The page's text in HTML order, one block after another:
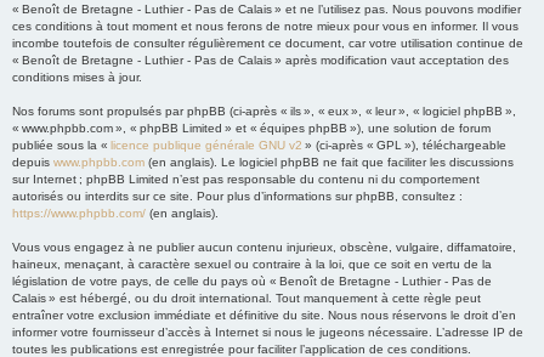
« Benoît de Bretagne - Luthier - Pas de Calais » et ne l’utilisez pas. Nous pouvons modifier
ces conditions à tout moment et nous ferons de notre mieux pour vous en informer. Il vous
incombe toutefois de consulter régulièrement ce document, car votre utilisation continue de
« Benoît de Bretagne - Luthier - Pas de Calais » après modification vaut acceptation des
conditions mises à jour.
Nos forums sont propulsés par phpBB (ci-après « ils », « eux », « leur », « logiciel phpBB »,
« www.phpbb.com », « phpBB Limited » et « équipes phpBB »), une solution de forum
publiée sous la « licence publique générale GNU v2 » (ci-après « GPL »), téléchargeable
depuis www.phpbb.com (en anglais). Le logiciel phpBB ne fait que faciliter les discussions
sur Internet ; phpBB Limited n’est pas responsable du contenu ni du comportement
autorisés ou interdits sur ce site. Pour plus d’informations sur phpBB, consultez :
https://www.phpbb.com/ (en anglais).
Vous vous engagez à ne publier aucun contenu injurieux, obscène, vulgaire, diffamatoire,
haineux, menaçant, à caractère sexuel ou contraire à la loi, que ce soit en vertu de la
législation de votre pays, de celle du pays où « Benoît de Bretagne - Luthier - Pas de
Calais » est hébergé, ou du droit international. Tout manquement à cette règle peut
entraîner votre exclusion immédiate et définitive du site. Nous nous réservons le droit d’en
informer votre fournisseur d’accès à Internet si nous le jugeons nécessaire. L’adresse IP de
toutes les publications est enregistrée pour faciliter l’application de ces conditions.